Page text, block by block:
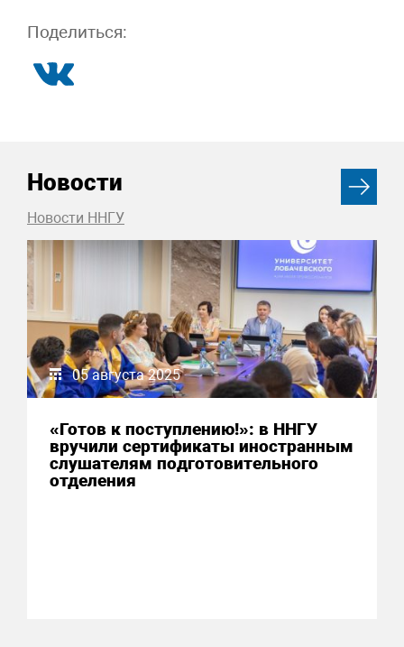
Поделиться:
Новости
Новости ННГУ
05 августа 2025
«Готов к поступлению!»: в ННГУ
вручили сертификаты иностранным
слушателям подготовительного
отделения